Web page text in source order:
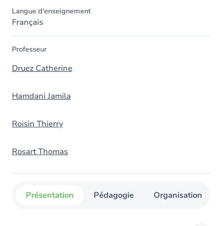
Langue d'enseignement
Français
Professeur
Druez Catherine
Hamdani Jamila
Roisin Thierry
Rosart Thomas
Présentation Pédagogie Organisation